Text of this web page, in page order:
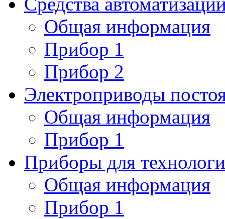
Общая информация
Прибор 1
Прибор 2
Электроприводы
Общая информация
Прибор 1
Приборы для
Общая информация
Прибор 1